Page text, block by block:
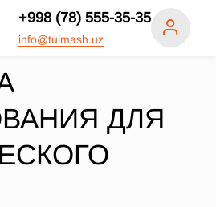
+998 (78) 555-35-35
info@tulmash.uz
ДЛЯ